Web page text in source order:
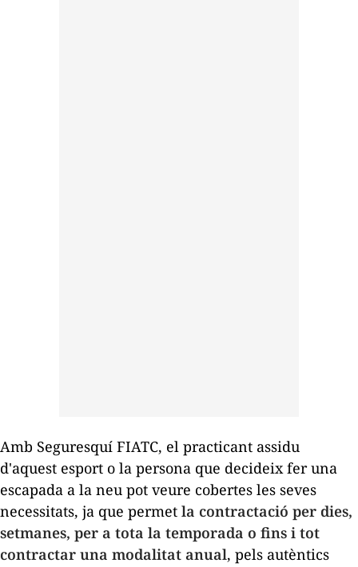
Amb Seguresquí FIATC, el practicant assidu
d'aquest esport o la persona que decideix fer una
escapada a la neu pot veure cobertes les seves
necessitats, ja que permet la contractació per dies,
setmanes, per a tota la temporada o fins i tot
contractar una modalitat anual, pels autèntics